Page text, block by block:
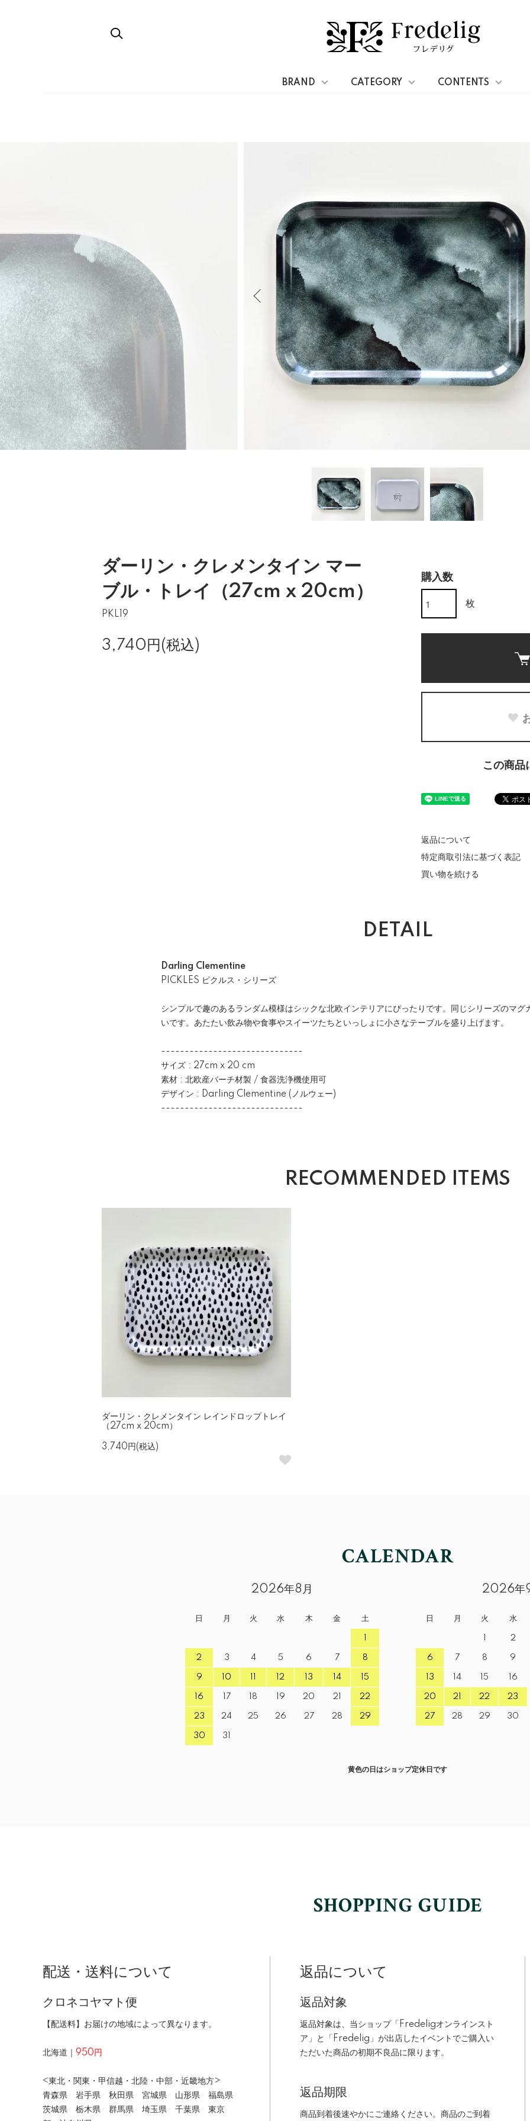
BRAND CATEGORY CONTENTS
27cm x 20cm
ダーリン・クレメンタイン マー
ブル・トレイ（27cm x 20cm）
PKL19
3,740円(税込)
購入数
枚
この商品
返品について
特定商取引法に基づく表記
買い物を続ける
DETAIL
Darling Clementine
PICKLES ピクルス・シリーズ
シンプルで趣のあるランダム模様はシックな北欧インテリアにぴったりです。同じシリーズのマグ
いです。あたたい飲み物や食事やスイーツたちといっしょに小さなテーブルを盛り上げます。
------------------------------
サイズ : 27cm x 20 cm
素材 : 北欧産バーチ材製 / 食器洗浄機使用可
デザイン : Darling Clementine (ノルウェー)
------------------------------
RECOMMENDED ITEMS
ダーリン・クレメンタイン レインドロップトレイ
（27cm x 20cm）
3,740円(税込)
2026年8月
日 月 火 水 木 金 土
2 3 4 5 6 7 8
9 10 12 13 14 15
16 17 18 19 20 21 22
23 24 25 26 27 28 29
30 31
2026年
日 月 火 水
2
6 7 8 9
13 14 15 16
20 21 22 23
27 28 29 30
黄色の日はショップ定休日です
配送・送料について
クロネコヤマト便
【配送料】お届けの地域によって異なります。
北海道｜ 950円
<東北・関東・甲信越・北陸・中部・近畿地方>
青森県 岩手県 秋田県 宮城県 山形県 福島県
茨城県 栃木県 群馬県 埼玉県 千葉県 東京
返品について
返品対象
返品対象は、当ショップ「Fredeligオンラインスト
ア」と「Fredelig」が出店したイベントでご購入い
ただいた商品の初期不良品に限ります。
返品期限
商品到着後速やかにご連絡ください。商品のご到着